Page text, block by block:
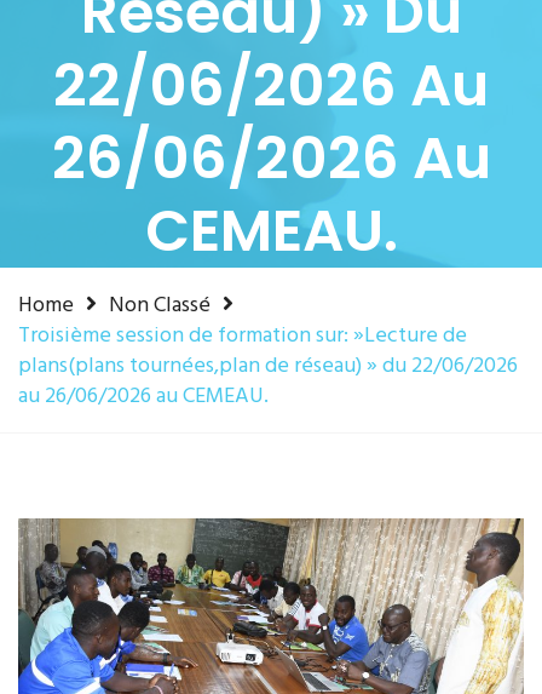
22/06/2026 Au
26/06/2026 Au
CEMEAU.
Home
Non Classé
Troisième session de formation sur: »Lecture de
plans(plans tournées,plan de réseau) » du 22/06/2026
au 26/06/2026 au CEMEAU.